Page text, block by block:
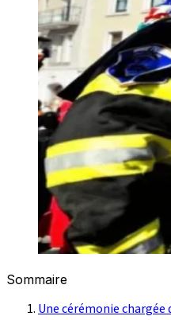
Sommaire
Une cérémonie